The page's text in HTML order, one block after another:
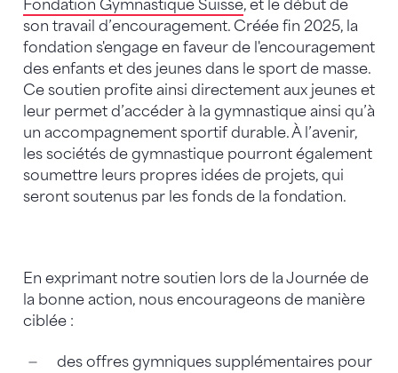
Fondation Gymnastique Suisse, et le début de
son travail d’encouragement. Créée fin 2025, la
fondation s'engage en faveur de l'encouragement
des enfants et des jeunes dans le sport de masse.
Ce soutien profite ainsi directement aux jeunes et
leur permet d’accéder à la gymnastique ainsi qu’à
un accompagnement sportif durable. À l’avenir,
les sociétés de gymnastique pourront également
soumettre leurs propres idées de projets, qui
seront soutenus par les fonds de la fondation.
En exprimant notre soutien lors de la Journée de
la bonne action, nous encourageons de manière
ciblée :
des offres gymniques supplémentaires pour